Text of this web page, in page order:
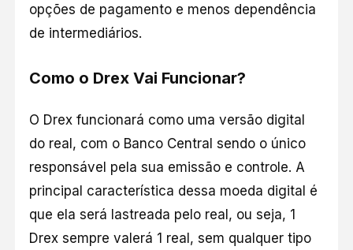
opções de pagamento e menos dependência
de intermediários.
Como o Drex Vai Funcionar?
O Drex funcionará como uma versão digital
do real, com o Banco Central sendo o único
responsável pela sua emissão e controle. A
principal característica dessa moeda digital é
que ela será lastreada pelo real, ou seja, 1
Drex sempre valerá 1 real, sem qualquer tipo